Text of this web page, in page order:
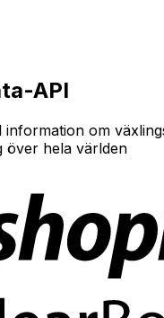
API
information om
över hela världen